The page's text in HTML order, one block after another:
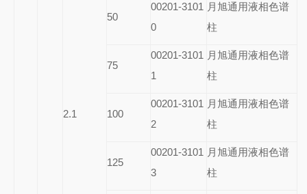
2.1
50
00201-3101
0
月旭通用液相色谱
柱
75
00201-3101
1
月旭通用液相色谱
柱
100
00201-3101
2
月旭通用液相色谱
柱
125
00201-3101
3
月旭通用液相色谱
柱